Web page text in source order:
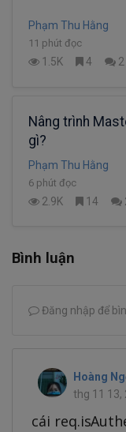
Phạm Thu Hằng
11 phút đọc
1.5K 4 2
Nâng trình
gì?
Phạm Thu Hằng
6 phút đọc
2.9K 14
Bình luận
Đăng nhập để
Hoàng
thg 11 13,
cái